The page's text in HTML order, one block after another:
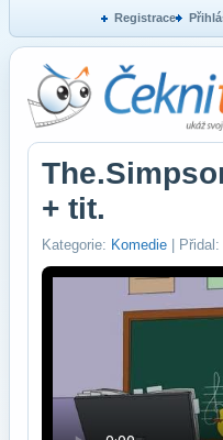
Registrace
+ tit.
Kategorie: Komedie | Přidal: